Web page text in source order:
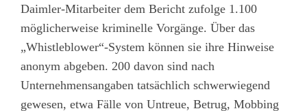
Daimler-Mitarbeiter dem Bericht zufolge 1.100
möglicherweise kriminelle Vorgänge. Über das
„Whistleblower“-System können sie ihre Hinweise
anonym abgeben. 200 davon sind nach
Unternehmensangaben tatsächlich schwerwiegend
gewesen, etwa Fälle von Untreue, Betrug, Mobbing